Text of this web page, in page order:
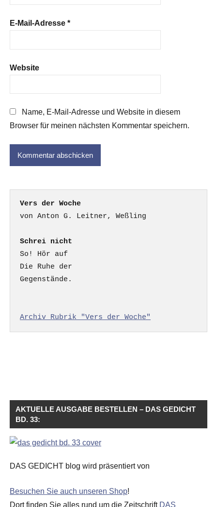
E-Mail-Adresse *
Website
Name, E-Mail-Adresse und Website in diesem
Browser für meinen nächsten Kommentar speichern.
Vers der Woche
Schrei nicht
So! Hör auf
Die Ruhe der
Gegenstände.
Archiv Rubrik "Vers der Woche"
AKTUELLE AUSGABE BESTELLEN – DAS GEDICHT
BD. 33:
DAS GEDICHT blog wird präsentiert von
Besuchen Sie auch unseren Shop!
Dort finden Sie alles rund um die Zeitschrift DAS